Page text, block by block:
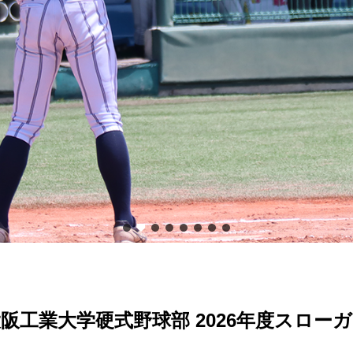
工業大学硬式野球部 2026年度スロー